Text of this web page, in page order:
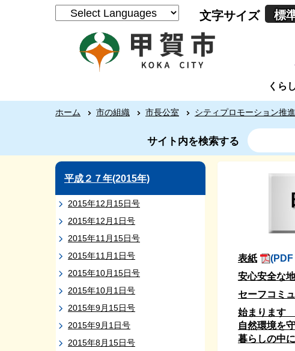
文字サイズ 標
くら
ホーム 市の組織 市長公室 シティプロモーション推
サイト内を検索する
平成２７年(2015年)
2015年12月15日号
2015年12月1日号
2015年11月15日号
2015年11月1日号
2015年10月15日号
2015年10月1日号
2015年9月15日号
2015年9月1日号
2015年8月15日号
表紙
安心安全な
セーフコミ
始まります
自然環境を
暮らしの中